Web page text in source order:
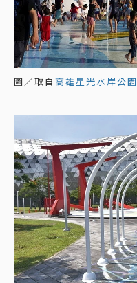
圖／取自 高雄星光水岸公園